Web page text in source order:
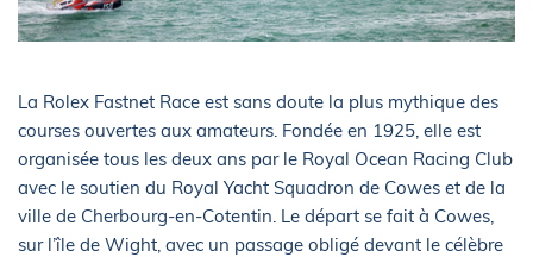
La Rolex Fastnet Race est sans doute la plus mythique des
courses ouvertes aux amateurs. Fondée en 1925, elle est
organisée tous les deux ans par le Royal Ocean Racing Club
avec le soutien du Royal Yacht Squadron de Cowes et de la
ville de Cherbourg-en-Cotentin. Le départ se fait à Cowes,
sur l’île de Wight, avec un passage obligé devant le célèbre